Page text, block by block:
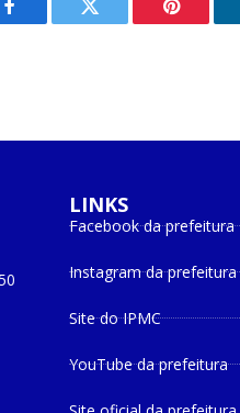
Facebook Twitter Pinterest
LINKS
Facebook da prefeitura
Instagram da prefeitura
Site do IPMC
YouTube da prefeitura